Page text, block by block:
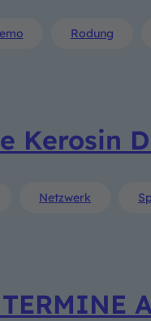
Rodung
Kerosin
Netzwerk